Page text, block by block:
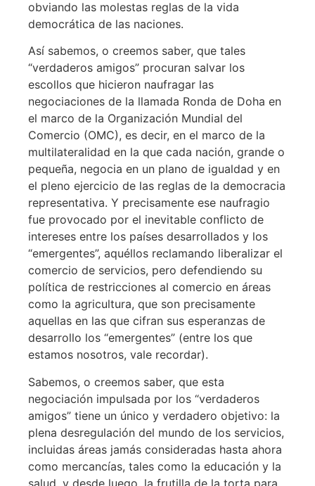
obviando las molestas reglas de la vida
democrática de las naciones.
Así sabemos, o creemos saber, que tales
“verdaderos amigos” procuran salvar los
escollos que hicieron naufragar las
negociaciones de la llamada Ronda de Doha en
el marco de la Organización Mundial del
Comercio (OMC), es decir, en el marco de la
multilateralidad en la que cada nación, grande o
pequeña, negocia en un plano de igualdad y en
el pleno ejercicio de las reglas de la democracia
representativa. Y precisamente ese naufragio
fue provocado por el inevitable conflicto de
intereses entre los países desarrollados y los
“emergentes”, aquéllos reclamando liberalizar el
comercio de servicios, pero defendiendo su
política de restricciones al comercio en áreas
como la agricultura, que son precisamente
aquellas en las que cifran sus esperanzas de
desarrollo los “emergentes” (entre los que
estamos nosotros, vale recordar).
Sabemos, o creemos saber, que esta
negociación impulsada por los “verdaderos
amigos” tiene un único y verdadero objetivo: la
plena desregulación del mundo de los servicios,
incluidas áreas jamás consideradas hasta ahora
como mercancías, tales como la educación y la
salud, y desde luego, la frutilla de la torta para